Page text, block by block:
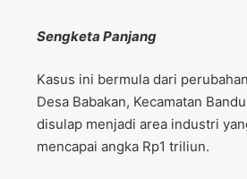
Sengketa Panjang
Kasus ini bermula dari
Desa Babakan, Kecamatan
disulap menjadi area industri
mencapai angka Rp1 triliun.